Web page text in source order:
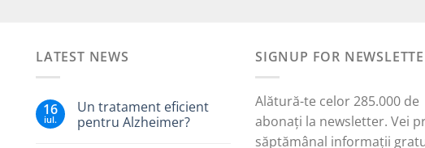
LATEST NEWS
16
iul.
Un tratament eficient
pentru Alzheimer?
SIGNUP FOR
Alătură-te celor 285.000 de
abonați la newsletter. Vei
săptămânal informații